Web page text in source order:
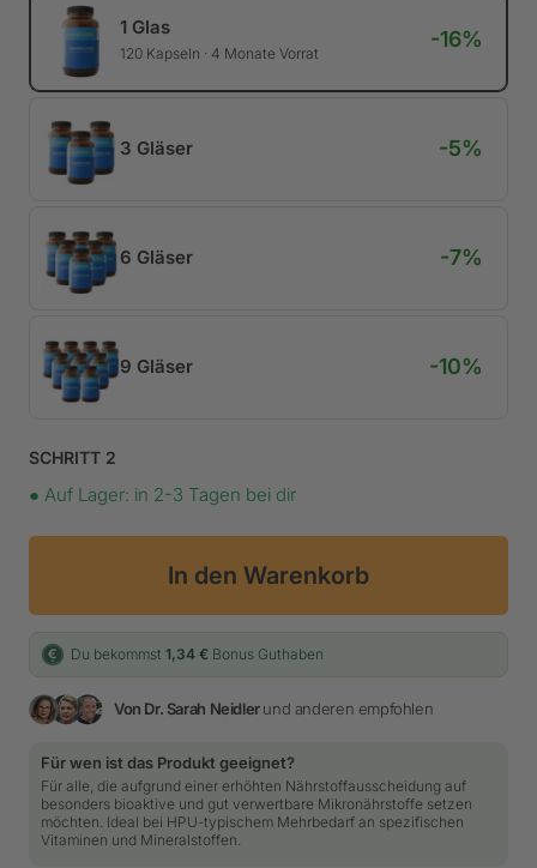
1 Glas
120 Kapseln · 4 Monate Vorrat
3 Gläser
6 Gläser
9 Gläser
SCHRITT 2
● Auf Lager: in 2-3 Tagen bei dir
In den Warenkorb
Du bekommst 1,34 € Bonus Guthaben
Von Dr. Sarah Neidlerund anderen empfohlen
Für wen ist das Produkt geeignet?
Für alle, die aufgrund einer erhöhten Nährstoffausscheidung auf
besonders bioaktive und gut verwertbare Mikronährstoffe setzen
möchten. Ideal bei HPU-typischem Mehrbedarf an spezifischen
Vitaminen und Mineralstoffen.